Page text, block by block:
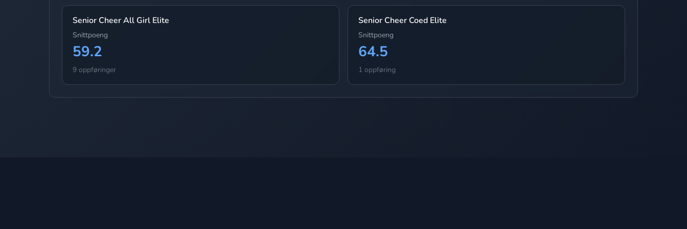
Senior Cheer All Girl Elite
Snittpoeng
59.2
9 oppføringer
Senior Cheer Coed Elite
Snittpoeng
64.5
1 oppføring